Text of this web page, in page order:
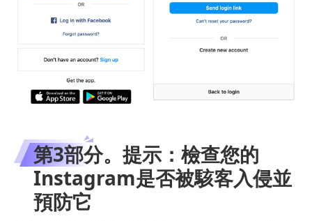
第3部分。提示：檢查您的
Instagram是否被駭客入侵並
預防它